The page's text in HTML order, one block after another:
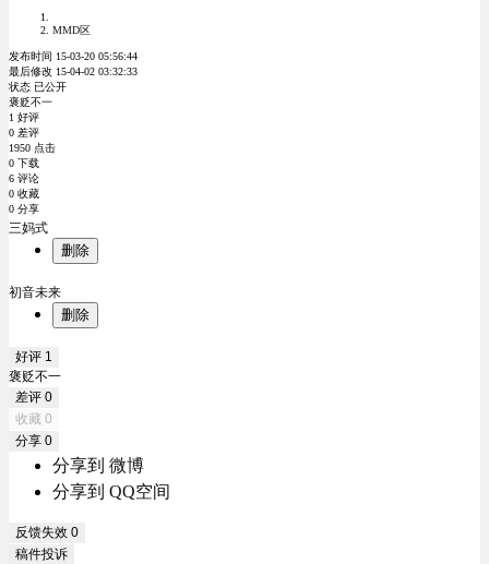
MMD区
发布时间 15-03-20 05:56:44
最后修改 15-04-02 03:32:33
状态 已公开
褒贬不一
1 好评
0 差评
1950 点击
0 下载
6 评论
0 收藏
0 分享
三妈式
删除
初音未来
删除
好评 1
褒贬不一
差评 0
收藏 0
分享 0
分享到 微博
分享到 QQ空间
反馈失效 0
稿件投诉